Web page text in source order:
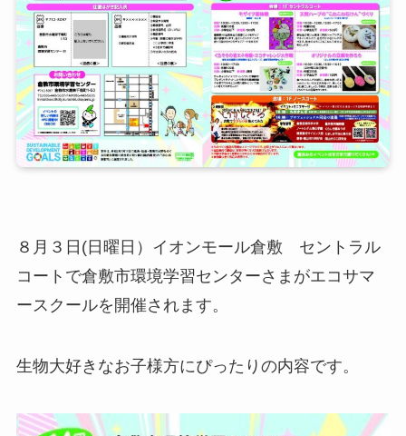
８月３日(日曜日）イオンモール倉敷 セントラル
コートで倉敷市環境学習センターさまがエコサマ
ースクールを開催されます。
生物大好きなお子様方にぴったりの内容です。